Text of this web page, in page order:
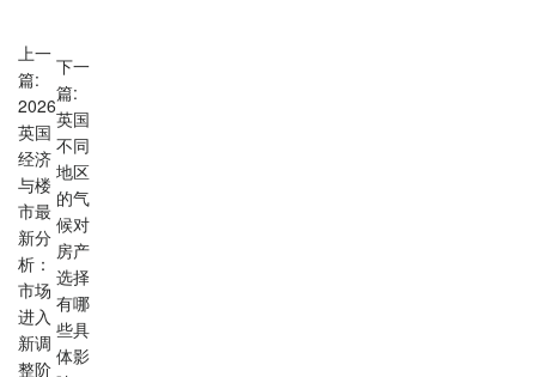
上一
篇:
2026
英国
经济
与楼
市最
新分
析：
市场
进入
新调
整阶
下一
篇:
英国
不同
地区
的气
候对
房产
选择
有哪
些具
体影